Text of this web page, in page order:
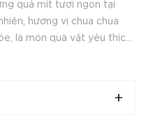
quả mít tươi ngon tại
hương vị chua chua
+